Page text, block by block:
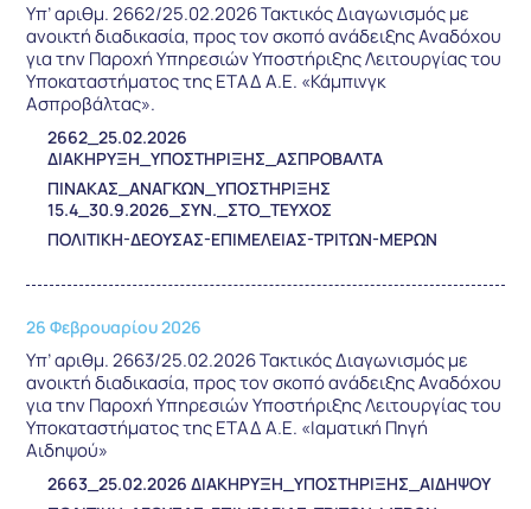
Υπ’ αριθμ. 2662/25.02.2026 Τακτικός Διαγωνισμός με
ανοικτή διαδικασία, προς τον σκοπό ανάδειξης Αναδόχου
για την Παροχή Υπηρεσιών Υποστήριξης Λειτουργίας του
Υποκαταστήματος της ΕΤΑΔ Α.Ε. «Κάμπινγκ
Ασπροβάλτας».
2662_25.02.2026
ΔΙΑΚΗΡΥΞΗ_ΥΠΟΣΤΗΡΙΞΗΣ_ΑΣΠΡΟΒΑΛΤΑ
ΠΙΝΑΚΑΣ_ΑΝΑΓΚΩΝ_ΥΠΟΣΤΗΡΙΞΗΣ
15.4_30.9.2026_ΣΥΝ._ΣΤΟ_ΤΕΥΧΟΣ
ΠΟΛΙΤΙΚΗ-ΔΕΟΥΣΑΣ-ΕΠΙΜΕΛΕΙΑΣ-ΤΡΙΤΩΝ-ΜΕΡΩΝ
26 Φεβρουαρίου 2026
Υπ’ αριθμ. 2663/25.02.2026 Τακτικός Διαγωνισμός με
ανοικτή διαδικασία, προς τον σκοπό ανάδειξης Αναδόχου
για την Παροχή Υπηρεσιών Υποστήριξης Λειτουργίας του
Υποκαταστήματος της ΕΤΑΔ Α.Ε. «Ιαματική Πηγή
Αιδηψού»
2663_25.02.2026 ΔΙΑΚΗΡΥΞΗ_ΥΠΟΣΤΗΡΙΞΗΣ_ΑΙΔΗΨΟΥ